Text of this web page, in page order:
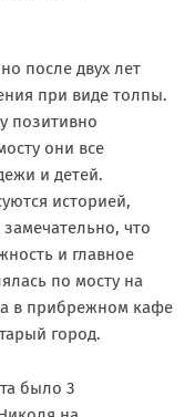
после двух лет
при виде толпы.
позитивно
они все
и детей.
историей,
замечательно, что
и главное
по мосту на
в прибрежном кафе
город.
было 3